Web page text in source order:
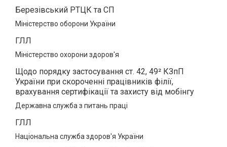
Березівський РТЦК та СП
Міністерство оборони України
ГЛЛ
Міністерство охорони здоров'я
Щодо порядку застосування ст. 42, 49² КЗпП
України при скороченні працівників філії,
врахування сертифікації та захисту від мобінгу
Державна служба з питань праці
ГЛЛ
Національна служба здоров'я України